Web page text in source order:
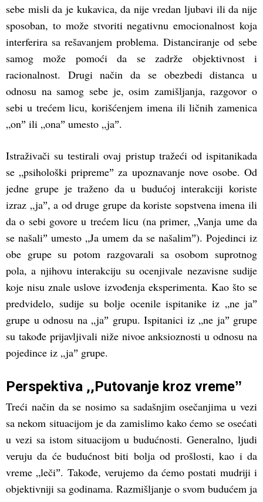
sebe misli da je kukavica, da nije vredan ljubavi ili da nije
sposoban, to može stvoriti negativnu emocionalnost koja
interferira sa rešavanjem problema. Distanciranje od sebe
samog može pomoći da se zadrže objektivnost i
racionalnost. Drugi način da se obezbedi distanca u
odnosu na samog sebe je, osim zamišljanja, razgovor o
sebi u trećem licu, korišćenjem imena ili ličnih zamenica
„onˮ ili „onaˮ umesto „jaˮ.
Istraživači su testirali ovaj pristup tražeći od ispitanikada
se „psihološki pripremeˮ za upoznavanje nove osobe. Od
jedne grupe je traženo da u budućoj interakciji koriste
izraz „jaˮ, a od druge grupe da koriste sopstvena imena ili
da o sebi govore u trećem licu (na primer, „Vanja ume da
se našaliˮ umesto „Ja umem da se našalimˮ). Pojedinci iz
obe grupe su potom razgovarali sa osobom suprotnog
pola, a njihovu interakciju su ocenjivale nezavisne sudije
koje nisu znale uslove izvođenja eksperimenta. Kao što se
predvidelo, sudije su bolje ocenile ispitanike iz „ne jaˮ
grupe u odnosu na „jaˮ grupu. Ispitanici iz „ne jaˮ grupe
su takođe prijavljivali niže nivoe anksioznosti u odnosu na
pojedince iz „jaˮ grupe.
Perspektiva ,,Putovanje kroz vremeˮ
Treći način da se nosimo sa sadašnjim osečanjima u vezi
sa nekom situacijom je da zamislimo kako ćemo se osećati
u vezi sa istom situacijom u budućnosti. Generalno, ljudi
veruju da će budućnost biti bolja od prošlosti, kao i da
vreme „lečiˮ. Takođe, verujemo da ćemo postati mudriji i
objektivniji sa godinama. Razmišljanje o svom budućem ja